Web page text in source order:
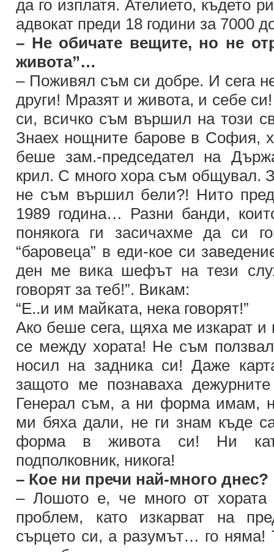
да го изплатя. Ателието, където
адвокат преди 18 години за 7000
– Не обичате вещите, но не
живота”…
– Поживял съм си добре. И сега
други! Мразят и живота, и себе
си, всичко съм вършил на този
Знаех нощните барове в София,
беше зам.-председател на
крил. С много хора съм общувал.
не съм вършил бели?! Нито
1989 година… Разни банди,
понякога ги засичахме да си
“баровеца” в еди-кое си
ден ме вика шефът на тези
говорят за теб!”. Викам:
“Е..и им майката, нека говорят!”
Ако беше сега, щяха ме изкарат
се между хората! Не съм
носил на задника си! Даже
защото ме познаваха
Генерал съм, а ни форма имам,
ми бяха дали, не ги знам къде
форма в живота си! Ни
подполковник, никога!
– Кое ни пречи най-много днес?
– Лошото е, че много от
проблем, като изкарват на
сърцето си, а разумът… го няма!